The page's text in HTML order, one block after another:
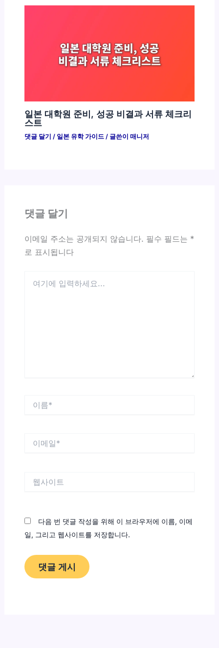
일본 대학원 준비, 성공 비결과 서류 체크리
스트
댓글 달기 / 일본 유학 가이드/ 글쓴이 매니저
댓글 달기
이메일 주소는 공개되지 않습니다. 필수 필드는 *
로 표시됩니다
다음 번 댓글 작성을 위해 이 브라우저에 이름, 이메
일, 그리고 웹사이트를 저장합니다.